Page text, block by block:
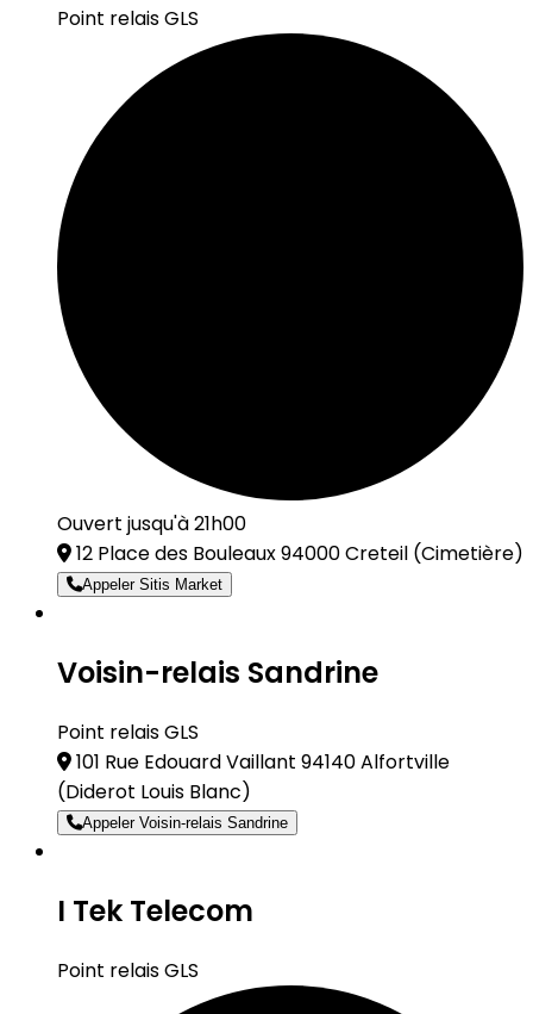
Point relais GLS
Ouvert jusqu'à 21h00
12 Place des Bouleaux 94000 Creteil (Cimetière)
Appeler Sitis Market
Voisin-relais Sandrine
Point relais GLS
101 Rue Edouard Vaillant 94140 Alfortville
(Diderot Louis Blanc)
Appeler Voisin-relais Sandrine
I Tek Telecom
Point relais GLS